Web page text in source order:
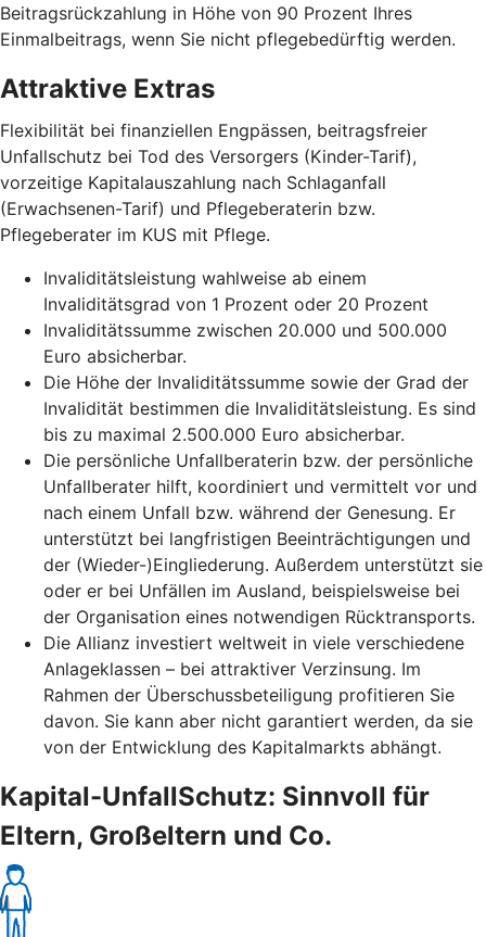
Beitragsrückzahlung in Höhe von 90 Prozent Ihres
Einmalbeitrags, wenn Sie nicht pflegebedürftig werden.
Attraktive Extras
Flexibilität bei finanziellen Engpässen, beitragsfreier
Unfallschutz bei Tod des Versorgers (Kinder-Tarif),
vorzeitige Kapitalauszahlung nach Schlaganfall
(Erwachsenen-Tarif) und Pflegeberaterin bzw.
Pflegeberater im KUS mit Pflege.
Invaliditätsleistung wahlweise ab einem
Invaliditätsgrad von 1 Prozent oder 20 Prozent
Invaliditätssumme zwischen 20.000 und 500.000
Euro absicherbar.
Die Höhe der Invaliditätssumme sowie der Grad der
Invalidität bestimmen die Invaliditätsleistung. Es sind
bis zu maximal 2.500.000 Euro absicherbar.
Die persönliche Unfallberaterin bzw. der persönliche
Unfallberater hilft, koordiniert und vermittelt vor und
nach einem Unfall bzw. während der Genesung. Er
unterstützt bei langfristigen Beeinträchtigungen und
der (Wieder-)Eingliederung. Außerdem unterstützt sie
oder er bei Unfällen im Ausland, beispielsweise bei
der Organisation eines notwendigen Rücktransports.
Die Allianz investiert weltweit in viele verschiedene
Anlageklassen – bei attraktiver Verzinsung. Im
Rahmen der Überschussbeteiligung profitieren Sie
davon. Sie kann aber nicht garantiert werden, da sie
von der Entwicklung des Kapitalmarkts abhängt.
Kapital-UnfallSchutz: Sinnvoll für
Eltern, Großeltern und Co.